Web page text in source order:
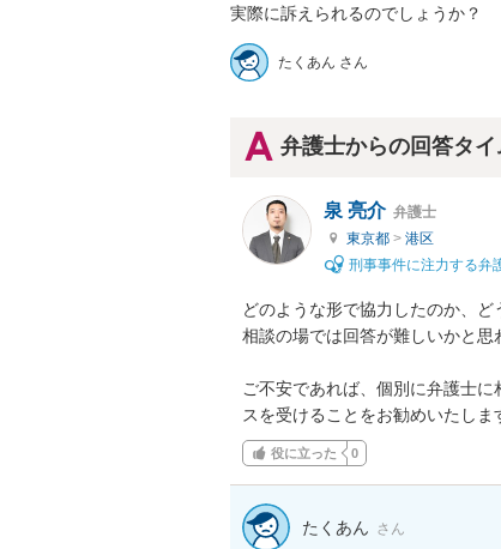
実際に訴えられるのでしょうか？
たくあん さん
弁護士からの回答タ
泉 亮介 弁護士
東京都 > 港区
刑事事件に注力する弁
どのような形で協力したのか、
相談の場では回答が難しいかと思
ご不安であれば、個別に弁護士
スを受けることをお勧めいたしま
役に立った 0
たくあん さん